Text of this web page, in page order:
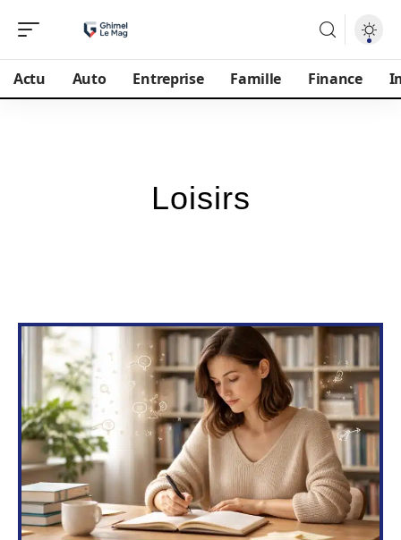
Actu Auto Entreprise Famille Finance
Loisirs